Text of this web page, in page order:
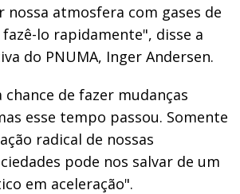
nossa atmosfera com gases de
lo rapidamente", disse a
do PNUMA, Inger Andersen.
chance de fazer mudanças
esse tempo passou. Somente
radical de nossas
pode nos salvar de um
em aceleração".